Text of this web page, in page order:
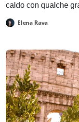
caldo con qualche
Elena Rava